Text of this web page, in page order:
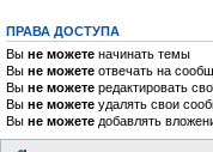
ПРАВА ДОСТУПА
Вы не можете начинать темы
Вы не можете отвечать на
Вы не можете редактировать
Вы не можете удалять свои
Вы не можете добавлять